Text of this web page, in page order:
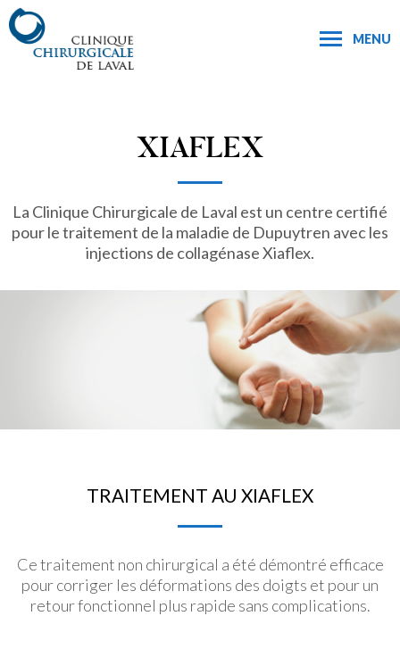
MENU
XIAFLEX
La Clinique Chirurgicale de Laval est un centre certifié
pour le traitement de la maladie de Dupuytren avec les
injections de collagénase Xiaflex.
TRAITEMENT AU XIAFLEX
Ce traitement non chirurgical a été démontré efficace
pour corriger les déformations des doigts et pour un
retour fonctionnel plus rapide sans complications.